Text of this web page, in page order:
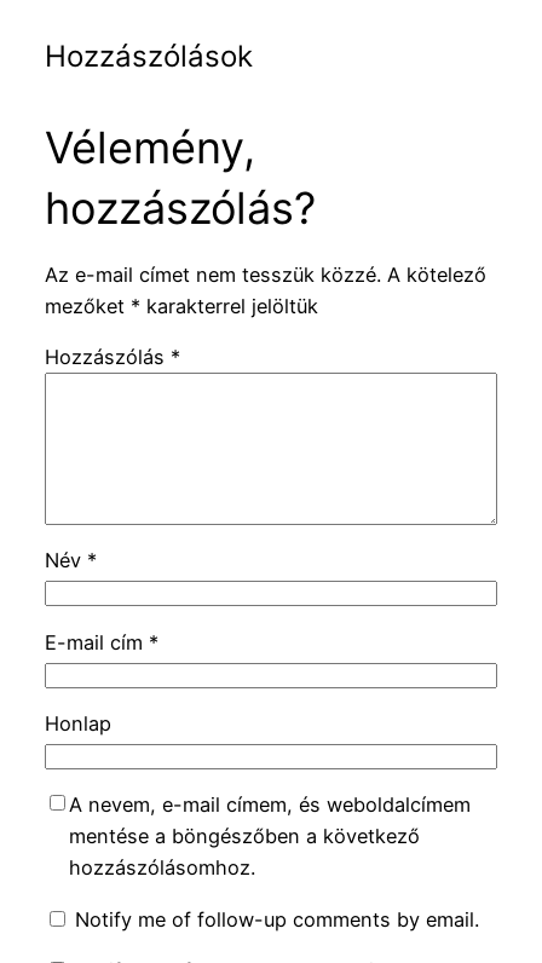
Hozzászólások
Vélemény,
hozzászólás?
Az e-mail címet nem tesszük közzé. A kötelező
mezőket * karakterrel jelöltük
Hozzászólás *
Név *
E-mail cím *
Honlap
A nevem, e-mail címem, és weboldalcímem
mentése a böngészőben a következő
hozzászólásomhoz.
Notify me of follow-up comments by email.